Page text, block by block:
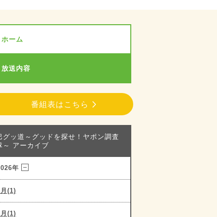
ホーム
放送内容
番組表はこちら
グッ道～グッドを探せ！ヤポン調査
～ アーカイブ
年
(1)
(1)